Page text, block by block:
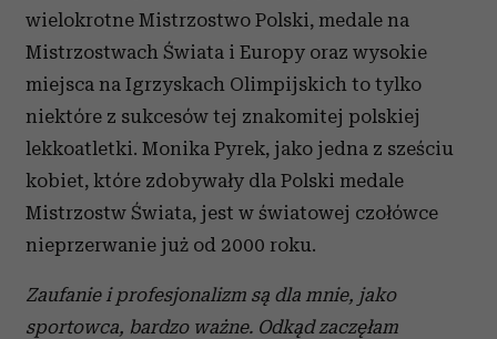
wielokrotne Mistrzostwo Polski, medale na
Mistrzostwach Świata i Europy oraz wysokie
miejsca na Igrzyskach Olimpijskich to tylko
niektóre z sukcesów tej znakomitej polskiej
lekkoatletki. Monika Pyrek, jako jedna z sześciu
kobiet, które zdobywały dla Polski medale
Mistrzostw Świata, jest w światowej czołówce
nieprzerwanie już od 2000 roku.
Zaufanie i profesjonalizm są dla mnie, jako
sportowca, bardzo ważne. Odkąd zaczęłam